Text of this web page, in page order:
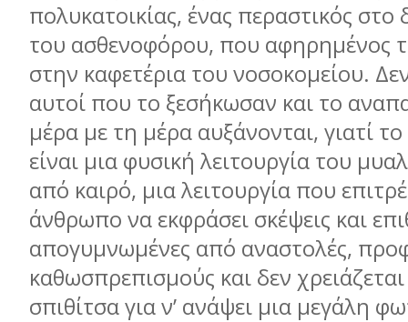
πολυκατοικίας, ένας περαστικός
του ασθενοφόρου, που αφηρημένος
στην καφετέρια του νοσοκομείου.
αυτοί που το ξεσήκωσαν και το
μέρα με τη μέρα αυξάνονται, γιατί
είναι μια φυσική λειτουργία του
από καιρό, μια λειτουργία που
άνθρωπο να εκφράσει σκέψεις και
απογυμνωμένες από αναστολές,
καθωσπρεπισμούς και δεν
σπιθίτσα για ν’ ανάψει μια μεγάλη